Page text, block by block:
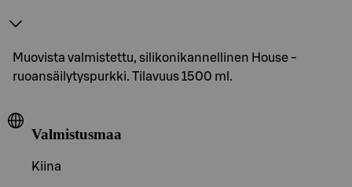
Muovista valmistettu, silikonikannellinen House -
ruoansäilytyspurkki. Tilavuus 1500 ml.
Valmistusmaa
Kiina